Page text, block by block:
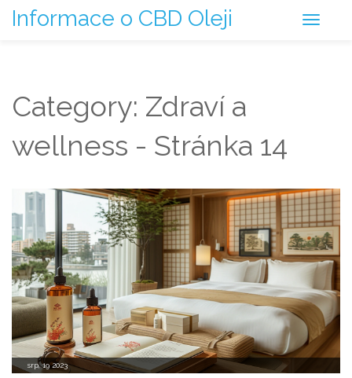
Informace o CBD Oleji
Category: Zdraví a
wellness - Stránka 14
srp, 19 2023